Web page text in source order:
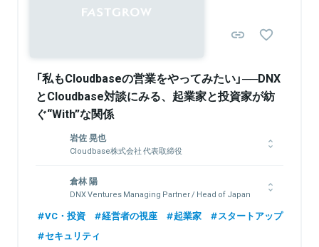
「私もCloudbaseの営業をやってみたい」──DNX
とCloudbase対談にみる、起業家と投資家が紡
ぐ“With”な関係
岩佐 晃也
Cloudbase株式会社 代表取締役
リティ関連に興味をもつ。学生時代からさまざまなサービスを開
発し、京都大学工学部情報学科在籍時の2019年11月に
Levetty（現・Cloudbase）を創業し、現職。現在ではスズキをは
じめとした大企業でのサービス導入を進め、累計13.9億円の資
金調達を実施。2023年にはForbes 30 Under 30 Asia、Forbes
倉林 陽
DNX Ventures Managing Partner / Head of Japan
富士通、三井物産にて日米のITテクノロジー分野でのベンチャー
投資、事業開発を担当。MBA留学後はGlobespan Capital
Partners、Salesforce Venturesで日本代表を歴任。2015年に
VC・投資 経営者の視座 起業家
スタートアップ
セキュリティ